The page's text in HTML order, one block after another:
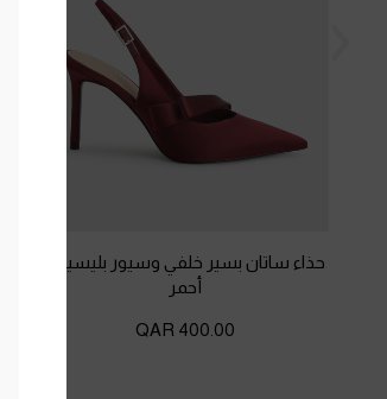
حذاء ساتان بسير خلفي وسيور بليسيه
أحمر
400.00 QAR